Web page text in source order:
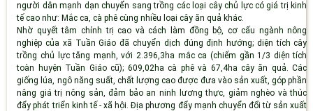
người dân mạnh dạn chuyển sang trồng các loại cây chủ lực có giá trị kinh
tế cao như: Mắc ca, cà phê cùng nhiều loại cây ăn quả khác.
Nhờ quyết tâm chính trị cao và cách làm đồng bộ, cơ cấu ngành nông
nghiệp của xã Tuần Giáo đã chuyển dịch đúng định hướng; diện tích cây
trồng chủ lực tăng mạnh, với 2.396,3ha mắc ca (chiếm gần 1/3 diện tích
toàn huyện Tuần Giáo cũ); 609,02ha cà phê và 67,4ha cây ăn quả. Các
giống lúa, ngô năng suất, chất lượng cao được đưa vào sản xuất, góp phần
nâng giá trị nông sản, đảm bảo an ninh lương thực, giảm nghèo và thúc
đẩy phát triển kinh tế - xã hội. Địa phương đẩy mạnh chuyển đổi từ sản xuất